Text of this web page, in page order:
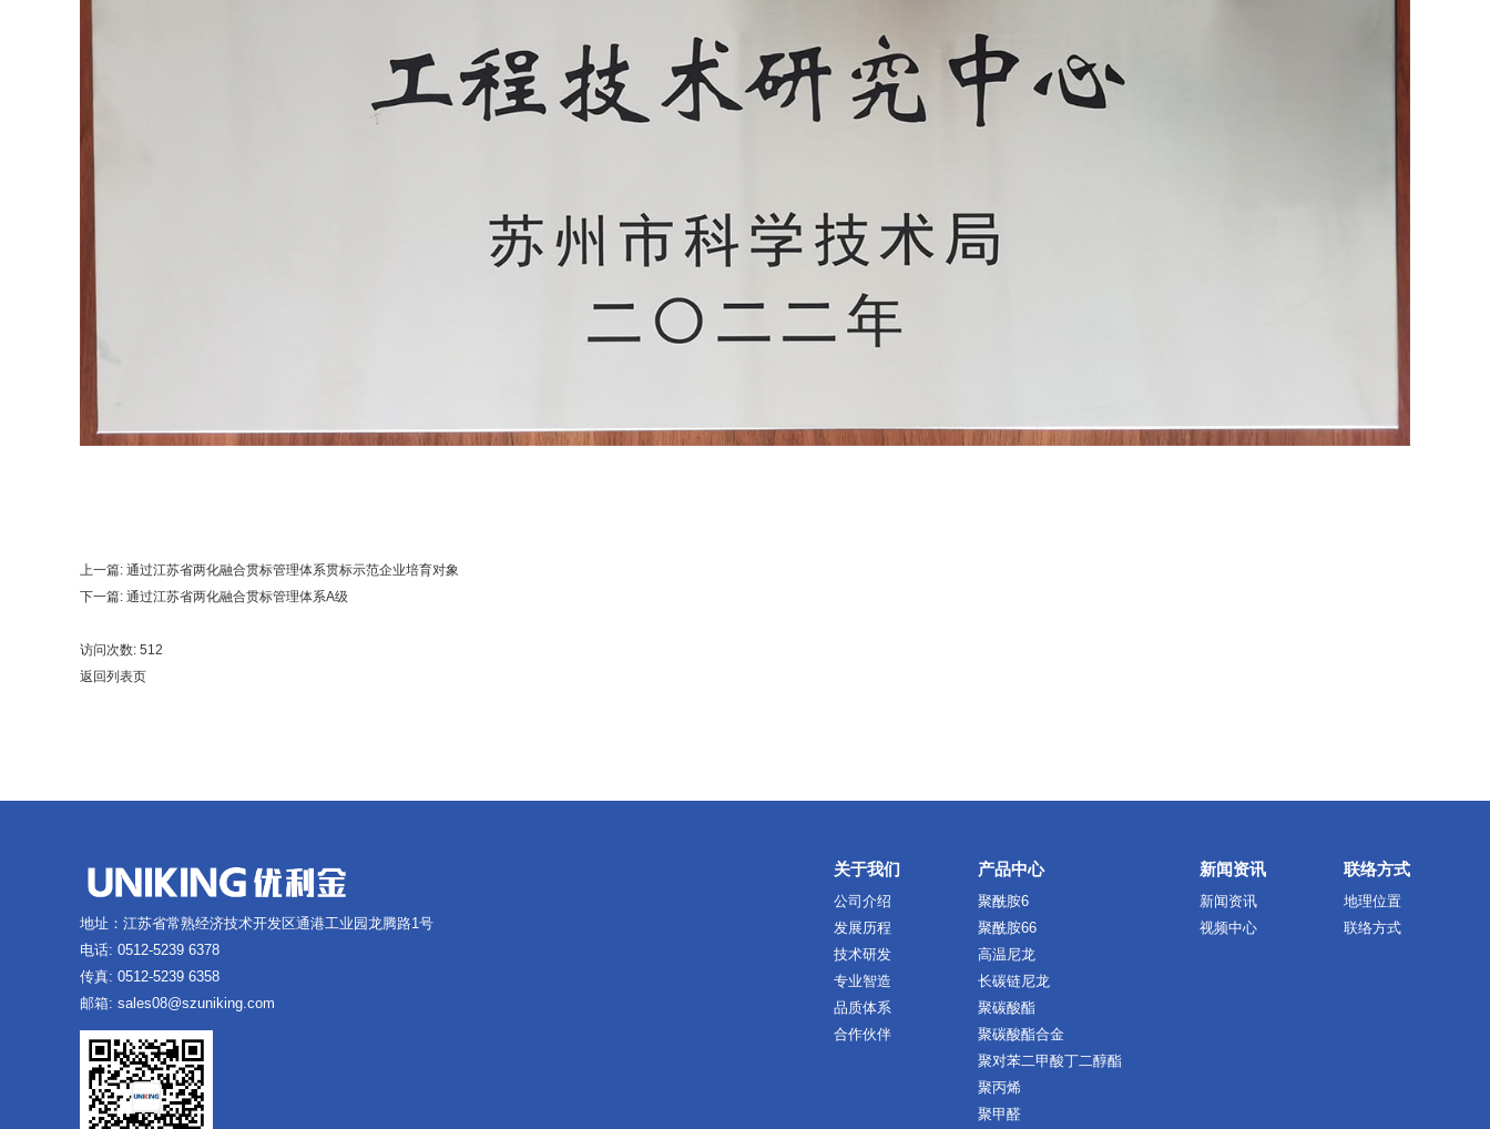
上一篇: 通过江苏省两化融合贯标管理体系贯标示范企业培育对象
下一篇: 通过江苏省两化融合贯标管理体系A级
访问次数: 512
返回列表页
联络方式
地理位置
联络方式
新闻资讯
新闻资讯
视频中心
产品中心
聚酰胺6
聚酰胺66
高温尼龙
长碳链尼龙
聚碳酸酯
聚碳酸酯合金
聚对苯二甲酸丁二醇酯
聚丙烯
聚甲醛
关于我们
公司介绍
发展历程
技术研发
专业智造
品质体系
合作伙伴
地址：江苏省常熟经济技术开发区通港工业园龙腾路1号
电话: 0512-5239 6378
传真: 0512-5239 6358
邮箱: sales08@szuniking.com